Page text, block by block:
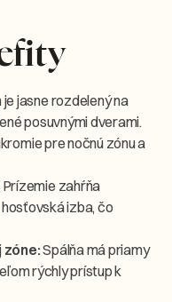
je jasne rozdelený na
posuvnými dverami.
pre nočnú zónu a
Prízemie zahŕňa
izba, čo
zóne:Spálňa má priamy
rýchly prístup k